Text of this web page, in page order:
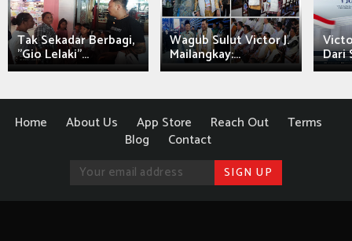
Tak Sekadar Berbagi,
"Gio Lelaki"...
Wagub Sulut Victor J.
Mailangkay:... Dari
Home About Us App Store Reach Out
Terms
Blog
Contact